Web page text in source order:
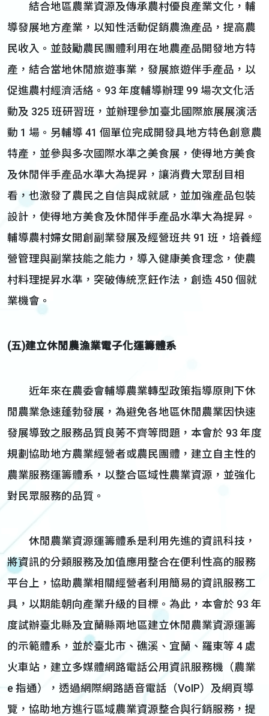
結合地區農業資源及傳承農村優良產業文化，輔
導發展地方產業，以知性活動促銷農漁產品，提高農
民收入。並鼓勵農民團體利用在地農產品開發地方特
產，結合當地休閒旅遊事業，發展旅遊伴手產品，以
促進農村經濟活絡。93 年度輔導辦理 99 場次文化活
動及 325 班研習班，並辦理參加臺北國際旅展展演活
動 1 場。另輔導 41 個單位完成開發具地方特色創意農
特產，並參與多次國際水準之美食展，使得地方美食
及休閒伴手產品水準大為提昇，讓消費大眾刮目相
看，也激發了農民之自信與成就感，並加強產品包裝
設計，使得地方美食及休閒伴手產品水準大為提昇。
輔導農村婦女開創副業發展及經營班共 91 班，培養經
營管理與副業技能之能力，導入健康美食理念，使農
村料理提昇水準，突破傳統烹飪作法，創造 450 個就
業機會。
(五)建立休閒農漁業電子化運籌體系
近年來在農委會輔導農業轉型政策指導原則下休
閒農業急速蓬勃發展，為避免各地區休閒農業因快速
發展導致之服務品質良莠不齊等問題，本會於 93 年度
規劃協助地方農業經營者或農民團體，建立自主性的
農業服務運籌體系，以整合區域性農業資源，並強化
對民眾服務的品質。
休閒農業資源運籌體系是利用先進的資訊科技，
將資訊的分類服務及加值應用整合在便利性高的服務
平台上，協助農業相關經營者利用簡易的資訊服務工
具，以期能朝向產業升級的目標。為此，本會於 93 年
度試辦臺北縣及宜蘭縣兩地區建立休閒農業資源運籌
的示範體系，並於臺北市、礁溪、宜蘭、羅東等 4 處
火車站，建立多媒體網路電話公用資訊服務機（農業
e 指通），透過網際網路語音電話（VoIP）及網頁導
覽，協助地方進行區域農業資源整合與行銷服務，提